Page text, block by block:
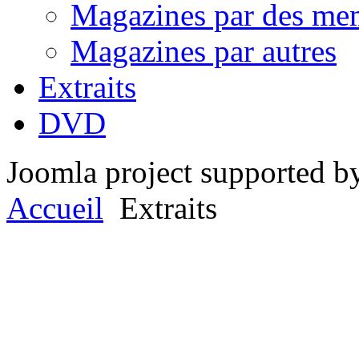
Magazines par des
Magazines par autres
Extraits
DVD
Joomla project supported
Accueil Extraits